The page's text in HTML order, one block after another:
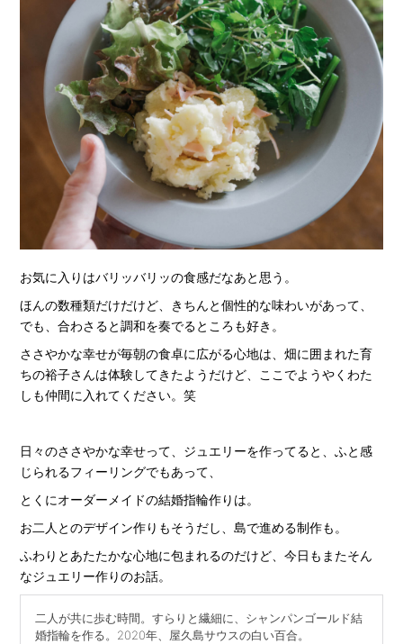
お気に入りはバリッバリッの食感だなあと思う。
ほんの数種類だけだけど、きちんと個性的な味わいがあって、
でも、合わさると調和を奏でるところも好き。
ささやかな幸せが毎朝の食卓に広がる心地は、畑に囲まれた育
ちの裕子さんは体験してきたようだけど、ここでようやくわた
しも仲間に入れてください。笑
日々のささやかな幸せって、ジュエリーを作ってると、ふと感
じられるフィーリングでもあって、
とくにオーダーメイドの結婚指輪作りは。
お二人とのデザイン作りもそうだし、島で進める制作も。
ふわりとあたたかな心地に包まれるのだけど、今日もまたそん
なジュエリー作りのお話。